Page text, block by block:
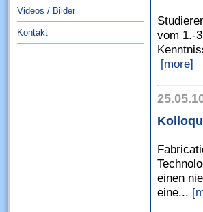
Videos / Bilder
Kontakt
vom 1.-
[more]
einen
eine...